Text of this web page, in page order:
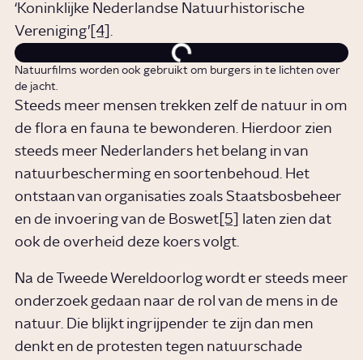
‘Koninklijke Nederlandse Natuurhistorische
Vereniging’ [4].
Natuurfilms worden ook gebruikt om burgers in te lichten over
de jacht.
Steeds meer mensen trekken zelf de natuur in om
de flora en fauna te bewonderen. Hierdoor zien
steeds meer Nederlanders het belang in van
natuurbescherming en soortenbehoud. Het
ontstaan van organisaties zoals Staatsbosbeheer
en de invoering van de Boswet [5]
laten zien dat
ook de overheid deze koers volgt.
Na de Tweede Wereldoorlog wordt er steeds meer
onderzoek gedaan naar de rol van de mens in de
natuur. Die blijkt ingrijpender te zijn dan men
denkt en de protesten tegen natuurschade